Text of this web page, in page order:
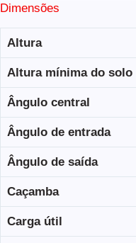
Dimensões
Altura
Altura mínima do solo
Ângulo central
Ângulo de entrada
Ângulo de saída
Caçamba
Carga útil